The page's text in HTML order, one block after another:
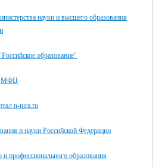
науки и высшего образования
образование"
МФЦ
n-tura.ru
и науки Российской Федерации
профессионального образования